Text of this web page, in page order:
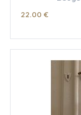
22.00 €